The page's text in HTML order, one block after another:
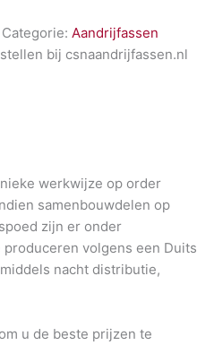
Categorie: Aandrijfassen
bij csnaandrijfassen.nl
werkwijze op order
samenbouwdelen op
zijn er onder
volgens een Duits
nacht distributie,
u de beste prijzen te